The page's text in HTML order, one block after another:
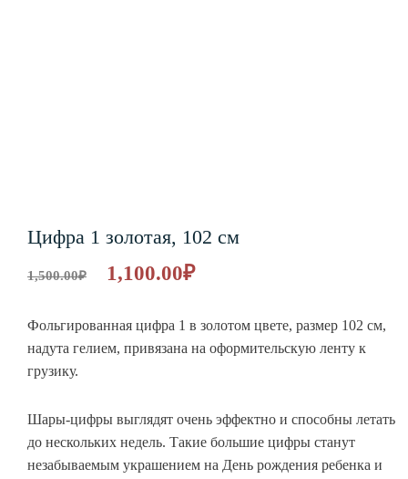
Цифра 1 золотая, 102 см
1,500.00₽ 1,100.00₽
Фольгированная цифра 1 в золотом цвете, размер 102 см,
надута гелием, привязана на оформительскую ленту к
грузику.
Шары-цифры выглядят очень эффектно и способны летать
до нескольких недель. Такие большие цифры станут
незабываемым украшением на День рождения ребенка и